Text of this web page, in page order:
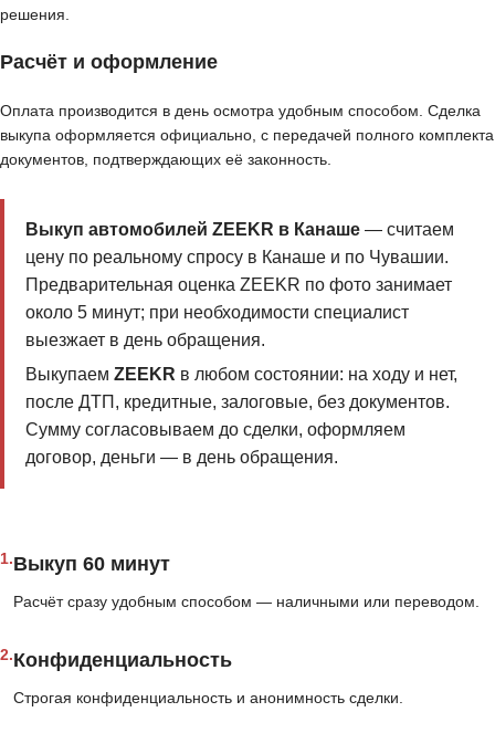
решения.
Расчёт и оформление
Оплата производится в день осмотра удобным способом. Сделка
выкупа оформляется официально, с передачей полного комплекта
документов, подтверждающих её законность.
Выкуп автомобилей ZEEKR в Канаше— считаем
цену по реальному спросу в Канаше и по Чувашии.
Предварительная оценка ZEEKR по фото занимает
около 5 минут; при необходимости специалист
выезжает в день обращения.
Выкупаем ZEEKR в любом состоянии: на ходу и нет,
после ДТП, кредитные, залоговые, без документов.
Сумму согласовываем до сделки, оформляем
договор, деньги — в день обращения.
1.Выкуп 60 минут
Расчёт сразу удобным способом — наличными или переводом.
2.Конфиденциальность
Строгая конфиденциальность и анонимность сделки.